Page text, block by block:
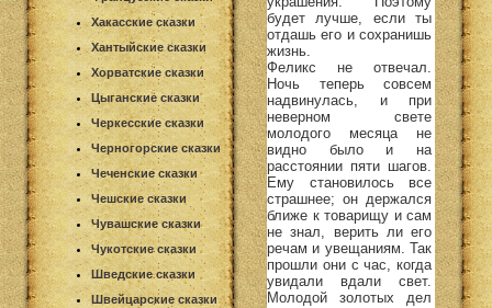
Хакасские сказки
Хантыйские сказки
Хорватские сказки
Цыганские сказки
Черкесские сказки
Черногорские сказки
Чеченские сказки
Чешские сказки
Чувашские сказки
Чукотские сказки
Шведские сказки
Швейцарские сказки
будет лучше, если ты
отдашь его и сохранишь
жизнь.
Феликс не отвечал.
Ночь теперь совсем
надвинулась, и при
неверном свете
молодого месяца не
видно было и на
расстоянии пяти шагов.
Ему становилось все
страшнее; он держался
ближе к товарищу и сам
не знал, верить ли его
речам и увещаниям. Так
прошли они с час, когда
увидали вдали свет.
Молодой золотых дел